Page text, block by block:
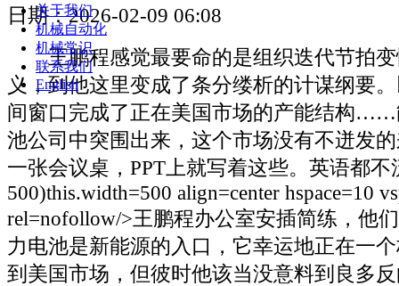
关于我们
机械自动化
机械常识
联系我们
English
日期：2026-02-09 06:08
王鹏程感觉最要命的是组织迭代节拍变
义，到他这里变成了条分缕析的计谋纲要
间窗口完成了正在美国市场的产能结构……
池公司中突围出来，这个市场没有不迸发
一张会议桌，PPT上就写着这些。英语都不
500)this.width=500 align=center hspace=10
rel=nofollow/>王鹏程办公室安插简练，他
力电池是新能源的入口，它幸运地正在一
到美国市场，但彼时他该当没意料到良多